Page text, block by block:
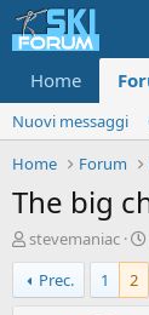
Home
Nuovi messaggi
Home
Forum
The big
A
u
t
o
stevemaniac
Prec.
1 2